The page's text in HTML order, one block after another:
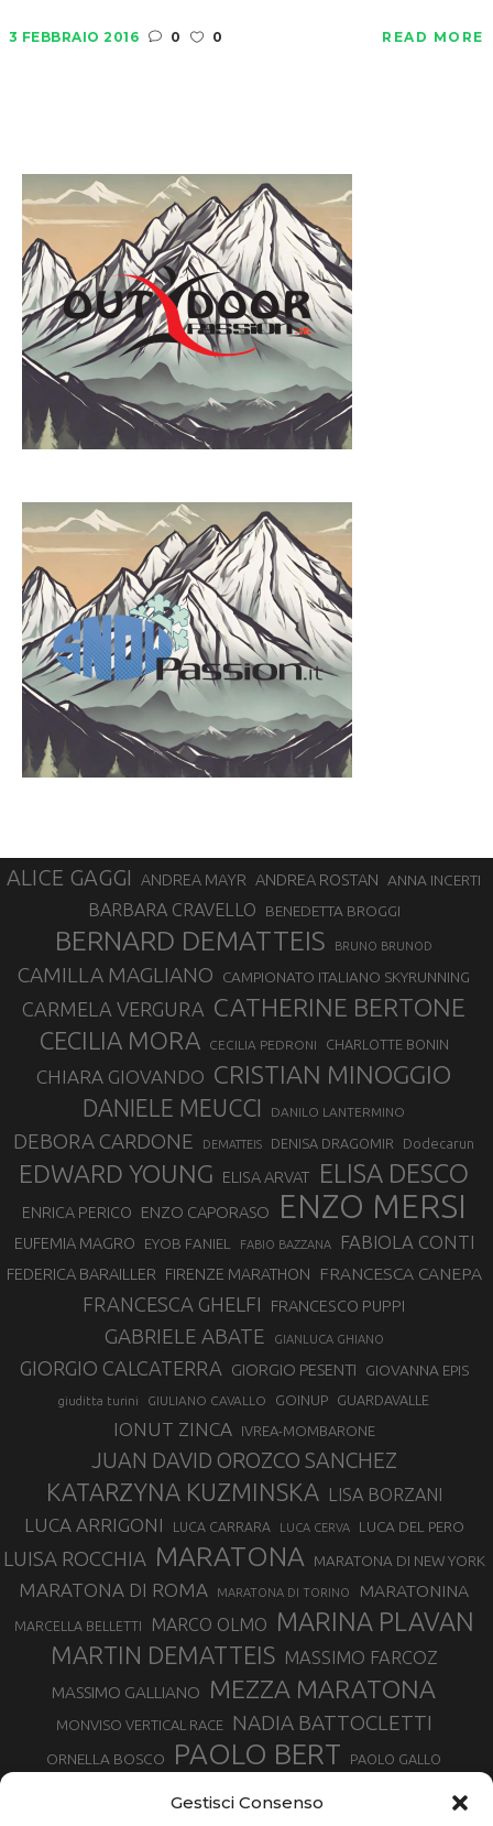
Gestisci Consenso
3 FEBBRAIO 2016 0 0 READ MORE
ALICE GAGGI ANDREA MAYR ANDREA ROSTAN ANNA INCERTI
BARBARA CRAVELLO BENEDETTA BROGGI
BERNARD DEMATTEIS BRUNO BRUNOD
CAMILLA MAGLIANO CAMPIONATO ITALIANO SKYRUNNING
CARMELA VERGURA CATHERINE BERTONE
CECILIA MORA CECILIA PEDRONI CHARLOTTE BONIN
CHIARA GIOVANDO CRISTIAN MINOGGIO
DANIELE MEUCCI DANILO LANTERMINO
DEBORA CARDONE DEMATTEIS DENISA DRAGOMIR Dodecarun
EDWARD YOUNG ELISA ARVAT ELISA DESCO
ENRICA PERICO ENZO CAPORASO ENZO MERSI
EUFEMIA MAGRO EYOB FANIEL FABIO BAZZANA FABIOLA CONTI
FEDERICA BARAILLER FIRENZE MARATHON FRANCESCA CANEPA
FRANCESCA GHELFI FRANCESCO PUPPI
GABRIELE ABATE GIANLUCA GHIANO
GIORGIO CALCATERRA GIORGIO PESENTI GIOVANNA EPIS
giuditta turini GIULIANO CAVALLO GOINUP GUARDAVALLE
IONUT ZINCA IVREA-MOMBARONE
JUAN DAVID OROZCO SANCHEZ
KATARZYNA KUZMINSKA LISA BORZANI
LUCA ARRIGONI LUCA CARRARA LUCA CERVA LUCA DEL PERO
LUISA ROCCHIA MARATONA MARATONA DI NEW YORK
MARATONA DI ROMA MARATONA DI TORINO MARATONINA
MARCELLA BELLETTI MARCO OLMO MARINA PLAVAN
MARTIN DEMATTEIS MASSIMO FARCOZ
MASSIMO GALLIANO MEZZA MARATONA
MONVISO VERTICAL RACE NADIA BATTOCLETTI
ORNELLA BOSCO PAOLO BERT PAOLO GALLO